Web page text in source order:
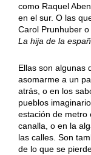
como Raquel
en el sur. O las
Carol Prunhuber
La hija de la
Ellas son algunas
asomarme a un
atrás, o en los
pueblos
estación de metro
canalla, o en la
las calles. Son
de lo que se